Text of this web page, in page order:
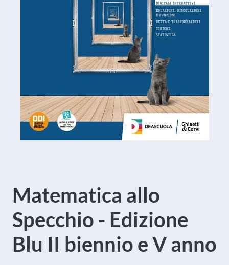
Matematica allo
Specchio - Edizione
Blu II biennio e V anno